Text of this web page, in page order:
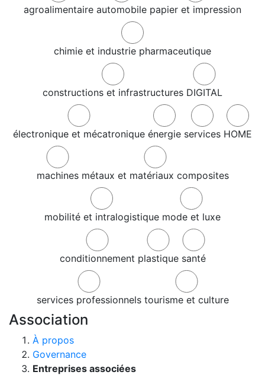
agroalimentaire automobile papier et impression
chimie et industrie pharmaceutique
constructions et infrastructures DIGITAL
électronique et mécatronique énergie services HOME
machines métaux et matériaux composites
mobilité et intralogistique mode et luxe
conditionnement plastique santé
services professionnels tourisme et culture
Association
À propos
Governance
Entreprises associées